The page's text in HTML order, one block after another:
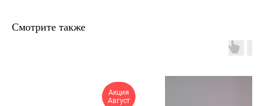
Смотрите также
Акция
Август